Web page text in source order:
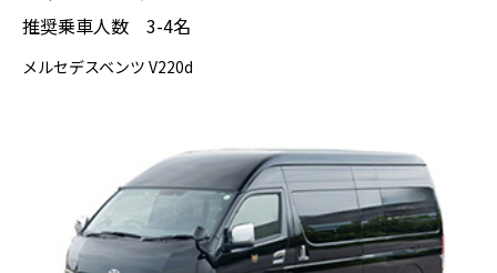
名ブランド店が軒を連ねています。
原宿
写真撮影： 可能
原宿は、日本の若者文化を深く知るのに最適
な場所です。ユニークなファッションや、個
性的なデザインの建物を見ることができま
推奨乗車人数 3-4名
メルセデスベンツ V220d